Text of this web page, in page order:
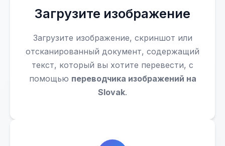
Загрузите изображение
Загрузите изображение, скриншот или
отсканированный документ, содержащий
текст, который вы хотите перевести, с
помощью переводчика изображений на
Slovak.